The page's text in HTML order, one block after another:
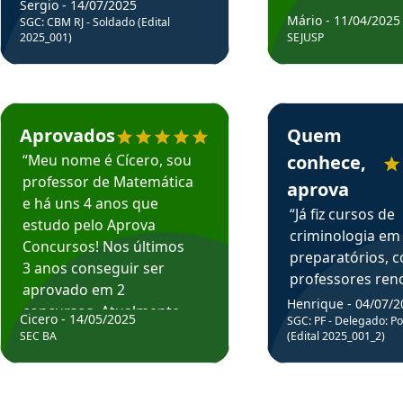
em depoimento
Sergio - 14/07/2025
SGC: CBM RJ - Soldado (Edital
2025_001)
Estudante Cicero recomenda o Aprova Concursos em depoimento
Aprovados
“Meu nome é Cícero, sou
professor de Matemática
e há uns 4 anos que
estudo pelo Aprova
Concursos! Nos últimos
3 anos conseguir ser
aprovado em 2
concursos. Atualmente,
estou atuando como
Cicero - 14/05/2025
SEC BA
Mário - 11/04/2025
SEJUSP
Estudante Henrique
Quem
conhece,
aprova
“Já fiz cursos de
criminologia em
preparatórios,
professores
fiz curso em pós
graduação.
Professor do
sem dúvida, o
Henrique - 04/07/
SGC: PF - Delegado:
(Edital 2025_001_2)